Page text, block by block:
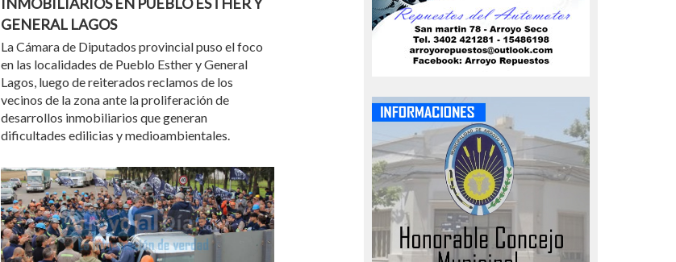
GENERAL LAGOS
La Cámara de Diputados provincial puso el foco
en las localidades de Pueblo Esther y General
Lagos, luego de reiterados reclamos de los
vecinos de la zona ante la proliferación de
desarrollos inmobiliarios que generan
dificultades edilicias y medioambientales.